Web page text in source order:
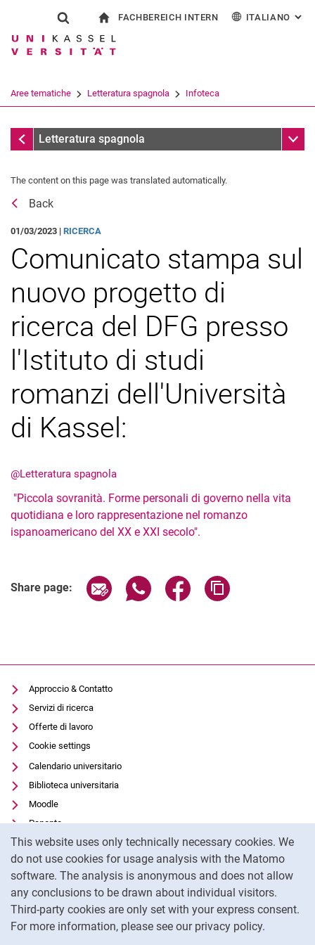
Jump directly to: content
Jump directly to: search
Jump directly to: main
This website uses only technically necessary cookies. We
do not use cookies for usage analysis with the Matomo
software. The analysis is anonymous and does not allow
any conclusions to be drawn about individual visitors.
Third-party cookies are only set with your express consent.
For more information, please see our privacy policy.
Show search form
Search term
Search (opens an external link in a
FACHBEREICH INTERN ITALIANO :
Aree tematiche Letteratura spagnola Infoteca
Messaggi
Letteratura spagnola Sub
The content on this page was translated automatically.
Back
01/03/2023 | RICERCA
Comunicato stampa sul
nuovo progetto di
ricerca del DFG presso
l'Istituto di studi
romanzi dell'Università
di Kassel:
@Letteratura spagnola
"Piccola sovranità. Forme personali di governo nella vita
quotidiana e loro rappresentazione nel romanzo
ispanoamericano del XX e XXI secolo".
Share page: Share page via email
Share page via WhatsApp
Share page via
Approccio & Contatto
Servizi di ricerca
Offerte di lavoro
Cookie settings
Calendario universitario
Biblioteca universitaria
Moodle
Panopto
Protezione dei dati
Accessibilità
Utilizzo trasparente dell'intelligenza artificiale